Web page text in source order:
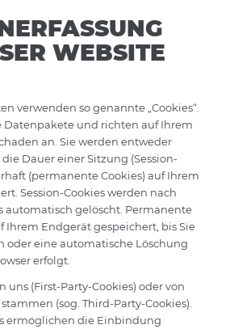
WEBSITE
verwenden so genannte „Cookies“.
Datenpakete und richten auf Ihrem
an. Sie werden entweder
Dauer einer Sitzung (Session-
(permanente Cookies) auf Ihrem
Session-Cookies werden nach
automatisch gelöscht. Permanente
Ihrem Endgerät gespeichert, bis Sie
oder eine automatische Löschung
erfolgt.
uns (First-Party-Cookies) oder von
(sog. Third-Party-Cookies).
ermöglichen die Einbindung